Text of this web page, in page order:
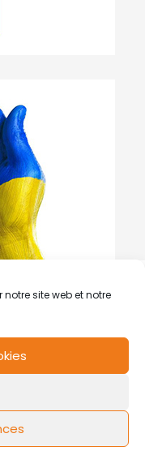
site web et notre
cookies